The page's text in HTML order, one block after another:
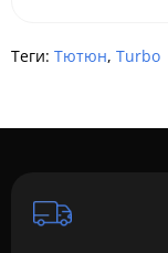
Теги: Тютюн, Turbo